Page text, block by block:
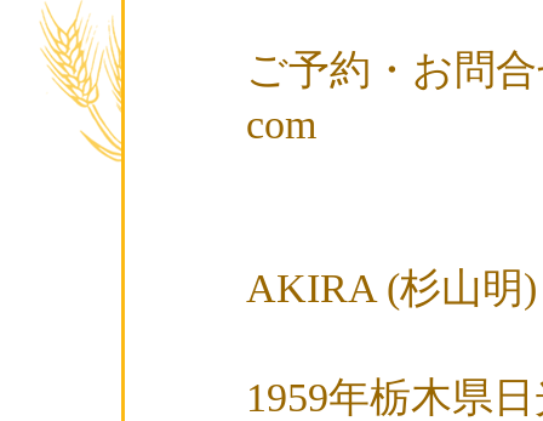
ご予約・お問
com
AKIRA (杉山明)
1959年栃木県